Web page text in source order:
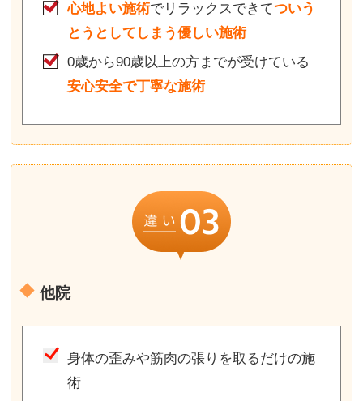
心地よい施術でリラックスできてついう
とうとしてしまう優しい施術
0歳から90歳以上の方までが受けている
安心安全で丁寧な施術
他院
身体の歪みや筋肉の張りを取るだけの施
術